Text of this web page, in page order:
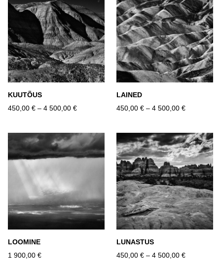
KUUTÕUS
450,00 € – 4 500,00 €
LAINED
450,00 € – 4 500,00 €
LOOMINE
1 900,00 €
LUNASTUS
450,00 € – 4 500,00 €